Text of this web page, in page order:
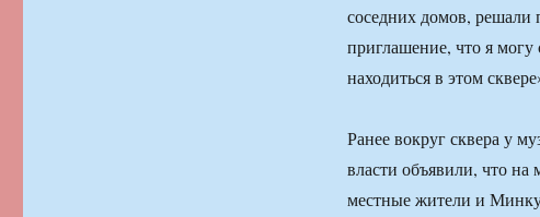
соседних домов, решали
приглашение, что я могу
находиться в этом
Ранее вокруг сквера у
власти объявили, что на
местные жители и